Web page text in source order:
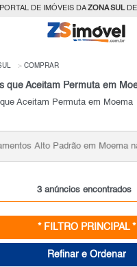
DE IMÓVEIS DAZONA SULDE
COMPRAR
Aceitam Permuta em Moema
Alto Padrão em Moema
3 anúncios encontrados
* FILTRO PRINCIPAL *
Refinar e Ordenar